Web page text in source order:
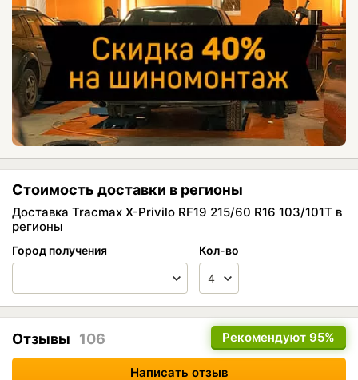
Стоимость доставки в регионы
Доставка Tracmax X-Privilo RF19 215/60 R16 103/101T в
регионы
Город получения Кол-во
Рекомендуют 95%
Отзывы 106
Написать отзыв